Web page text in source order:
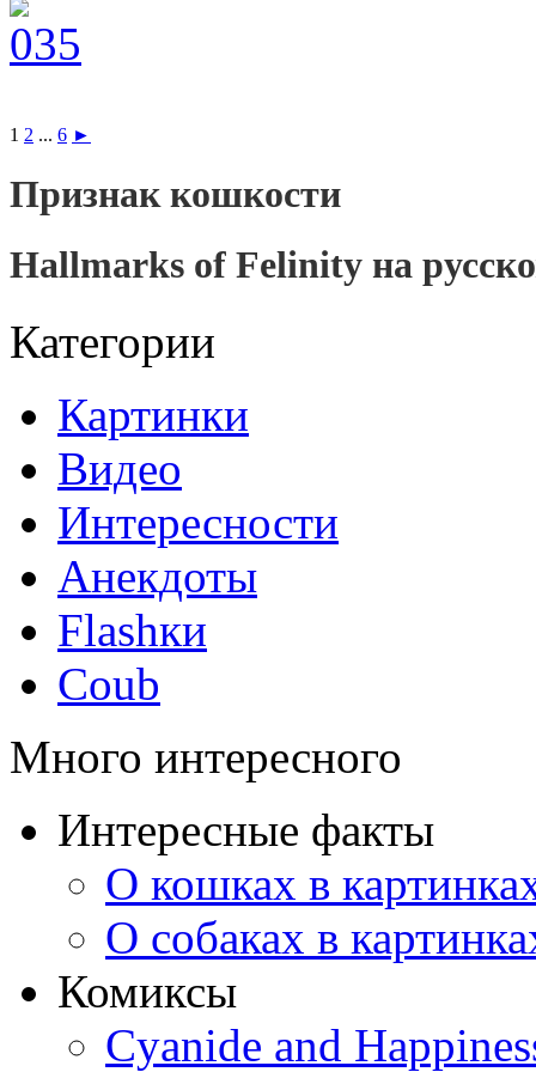
1 2 ... 6 ►
Признак кошкости
Hallmarks of Felinity на
Категории
Картинки
Видео
Интересности
Анекдоты
Flashки
Coub
Много интересного
Интересные факты
О кошках в
О собаках в
Комиксы
Cyanide and